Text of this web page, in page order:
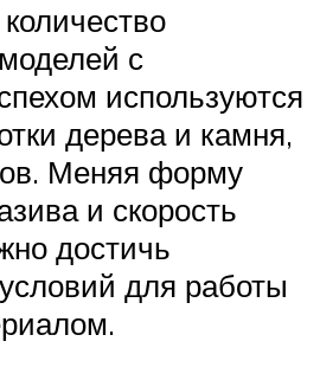
с
используются
дерева и камня,
Меняя форму
и скорость
достичь
для работы